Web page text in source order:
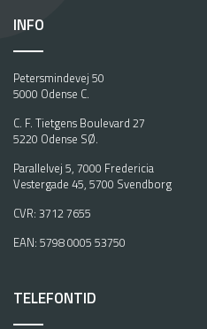
INFO
Petersmindevej 50
5000 Odense C.
C. F. Tietgens Boulevard 27
5220 Odense SØ.
Parallelvej 5, 7000 Fredericia
Vestergade 45, 5700 Svendborg
CVR: 3712 7655
EAN: 5798 0005 53750
TELEFONTID